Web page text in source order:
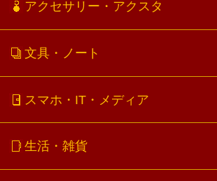
アクセサリー・アクスタ
文具・ノート
スマホ・IT・メディア
生活・雑貨